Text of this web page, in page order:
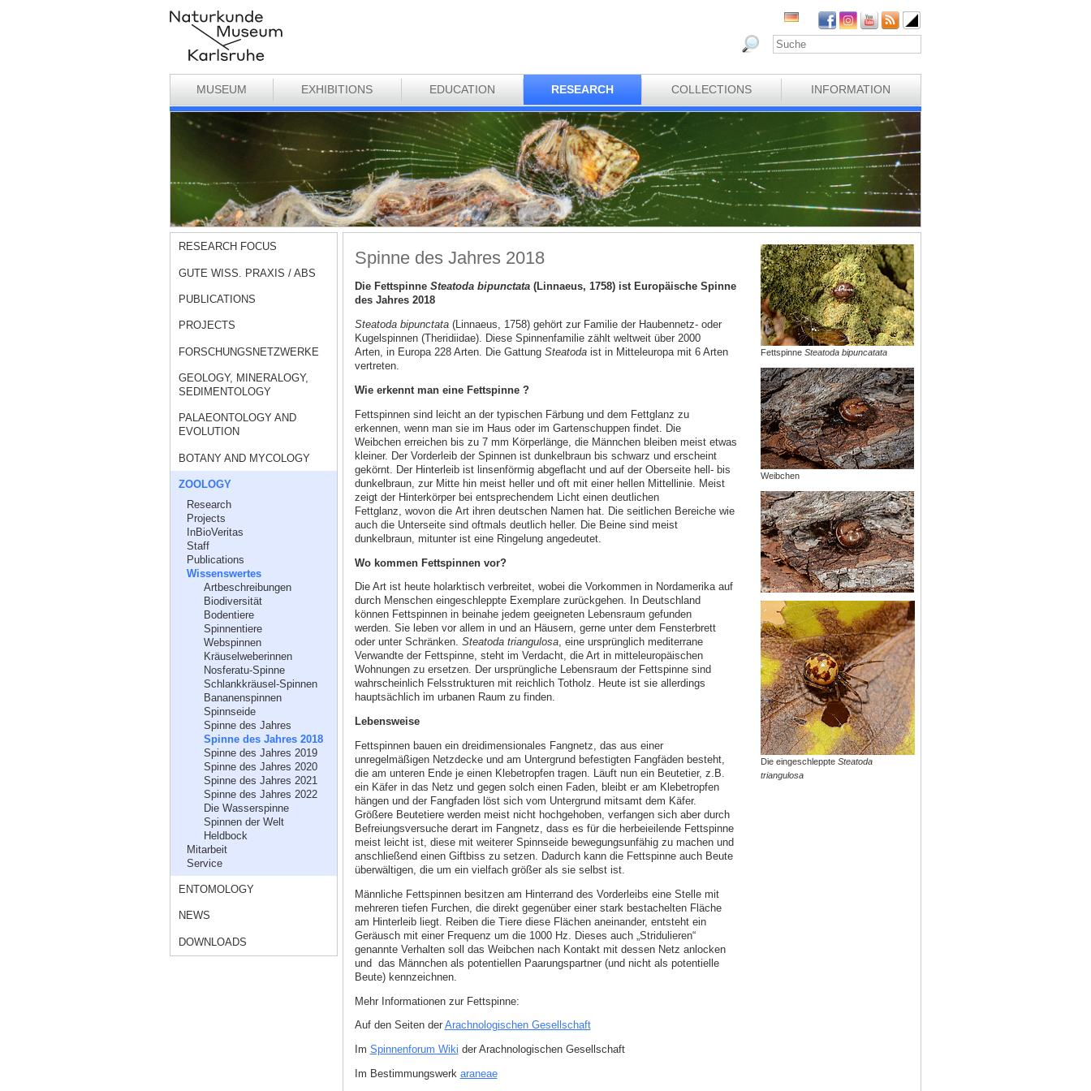
MUSEUM EXHIBITIONS EDUCATION RESEARCH COLLECTIONS INFORMATION
RESEARCH FOCUS
GUTE WISS. PRAXIS / ABS
PUBLICATIONS
PROJECTS
FORSCHUNGSNETZWERKE
GEOLOGY, MINERALOGY,
SEDIMENTOLOGY
PALAEONTOLOGY AND
EVOLUTION
BOTANY AND MYCOLOGY
ZOOLOGY
Research
Projects
InBioVeritas
Staff
Publications
Wissenswertes
Artbeschreibungen
Biodiversität
Bodentiere
Spinnentiere
Webspinnen
Kräuselweberinnen
Nosferatu-Spinne
Schlankkräusel-Spinnen
Bananenspinnen
Spinnseide
Spinne des Jahres
Spinne des Jahres 2018
Spinne des Jahres 2019
Spinne des Jahres 2020
Spinne des Jahres 2021
Spinne des Jahres 2022
Die Wasserspinne
Spinnen der Welt
Heldbock
Mitarbeit
Service
ENTOMOLOGY
NEWS
DOWNLOADS
Spinne des Jahres 2018
Die Fettspinne Steatoda bipunctata(Linnaeus, 1758) ist Europäische Spinne
des Jahres 2018
Steatoda bipunctata(Linnaeus, 1758) gehört zur Familie der Haubennetz- oder
Kugelspinnen (Theridiidae). Diese Spinnenfamilie zählt weltweit über 2000
Arten, in Europa 228 Arten. Die Gattung Steatodaist in Mitteleuropa mit 6 Arten
vertreten.
Wie erkennt man eine Fettspinne ?
Fettspinnen sind leicht an der typischen Färbung und dem Fettglanz zu
erkennen, wenn man sie im Haus oder im Gartenschuppen findet. Die
Weibchen erreichen bis zu 7 mm Körperlänge, die Männchen bleiben meist etwas
kleiner. Der Vorderleib der Spinnen ist dunkelbraun bis schwarz und erscheint
gekörnt. Der Hinterleib ist linsenförmig abgeflacht und auf der Oberseite hell- bis
dunkelbraun, zur Mitte hin meist heller und oft mit einer hellen Mittellinie. Meist
zeigt der Hinterkörper bei entsprechendem Licht einen deutlichen
Fettglanz, wovon die Art ihren deutschen Namen hat. Die seitlichen Bereiche wie
auch die Unterseite sind oftmals deutlich heller. Die Beine sind meist
dunkelbraun, mitunter ist eine Ringelung angedeutet.
Wo kommen Fettspinnen vor?
Die Art ist heute holarktisch verbreitet, wobei die Vorkommen in Nordamerika auf
durch Menschen eingeschleppte Exemplare zurückgehen. In Deutschland
können Fettspinnen in beinahe jedem geeigneten Lebensraum gefunden
werden. Sie leben vor allem in und an Häusern, gerne unter dem Fensterbrett
oder unter Schränken. Steatoda triangulosa, eine ursprünglich mediterrane
Verwandte der Fettspinne, steht im Verdacht, die Art in mitteleuropäischen
Wohnungen zu ersetzen. Der ursprüngliche Lebensraum der Fettspinne sind
wahrscheinlich Felsstrukturen mit reichlich Totholz. Heute ist sie allerdings
hauptsächlich im urbanen Raum zu finden.
Lebensweise
Fettspinnen bauen ein dreidimensionales Fangnetz, das aus einer
unregelmäßigen Netzdecke und am Untergrund befestigten Fangfäden besteht,
die am unteren Ende je einen Klebetropfen tragen. Läuft nun ein Beutetier, z.B.
ein Käfer in das Netz und gegen solch einen Faden, bleibt er am Klebetropfen
hängen und der Fangfaden löst sich vom Untergrund mitsamt dem Käfer.
Größere Beutetiere werden meist nicht hochgehoben, verfangen sich aber durch
Befreiungsversuche derart im Fangnetz, dass es für die herbeieilende Fettspinne
meist leicht ist, diese mit weiterer Spinnseide bewegungsunfähig zu machen und
anschließend einen Giftbiss zu setzen. Dadurch kann die Fettspinne auch Beute
überwältigen, die um ein vielfach größer als sie selbst ist.
Männliche Fettspinnen besitzen am Hinterrand des Vorderleibs eine Stelle mit
mehreren tiefen Furchen, die direkt gegenüber einer stark bestachelten Fläche
am Hinterleib liegt. Reiben die Tiere diese Flächen aneinander, entsteht ein
Geräusch mit einer Frequenz um die 1000 Hz. Dieses auch „Stridulieren“
genannte Verhalten soll das Weibchen nach Kontakt mit dessen Netz anlocken
und das Männchen als potentiellen Paarungspartner (und nicht als potentielle
Beute) kennzeichnen.
Mehr Informationen zur Fettspinne:
Auf den Seiten der Arachnologischen Gesellschaft
Im Spinnenforum Wiki der Arachnologischen Gesellschaft
Im Bestimmungswerk araneae
Fettspinne Steatoda bipuncatata
Weibchen
Die eingeschleppte Steatoda
triangulosa